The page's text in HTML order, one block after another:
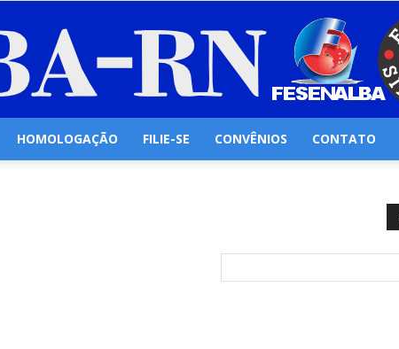
HOMOLOGAÇÃO FILIE-SE CONVÊNIOS CONTATO